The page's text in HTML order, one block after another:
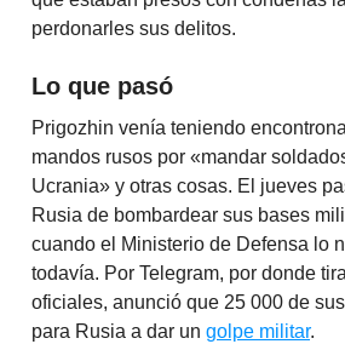
perdonarles sus delitos.
Lo que pasó
Prigozhin venía teniendo
mandos rusos por «mandar
Ucrania» y otras cosas. El jueves
Rusia de bombardear sus bases
cuando el Ministerio de Defensa lo
todavía. Por Telegram, por donde
oficiales, anunció que 25 000 de
para Rusia a dar un golpe militar.